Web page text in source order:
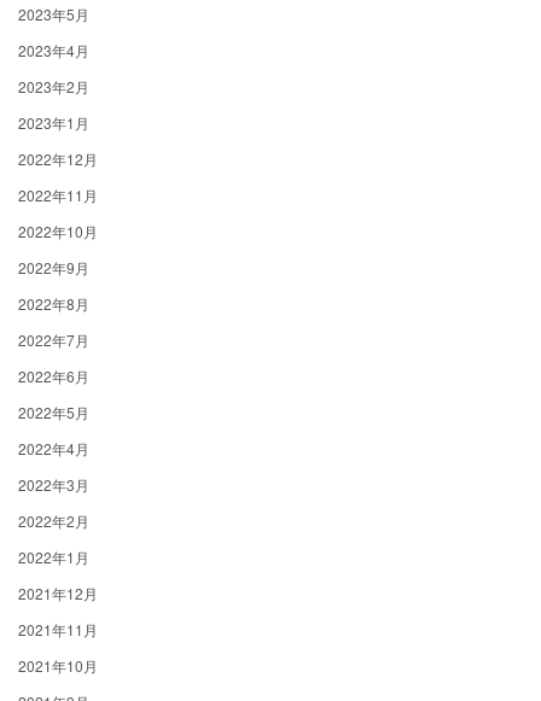
2023年5月
2023年4月
2023年2月
2023年1月
2022年12月
2022年11月
2022年10月
2022年9月
2022年8月
2022年7月
2022年6月
2022年5月
2022年4月
2022年3月
2022年2月
2022年1月
2021年12月
2021年11月
2021年10月